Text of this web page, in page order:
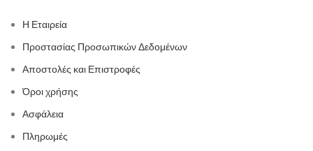
Η Εταιρεία
Προστασίας Προσωπικών Δεδομένων
Αποστολές και Επιστροφές
Όροι χρήσης
Ασφάλεια
Πληρωμές